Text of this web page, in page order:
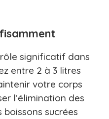
significatif dans
entre 2 à 3 litres
votre corps
l’élimination des
sucrées